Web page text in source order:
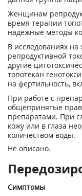
Женщинам
время терапии
надежные методы
В исследованиях
репродуктивной
другие
топотекан
на фертильность,
При работе с
общепринятые
препаратами. При
кожу или в глаза
количеством воды.
Не описано.
Симптомы